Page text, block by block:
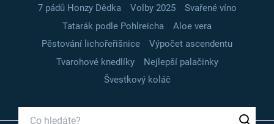
7 pádů Honzy Dědka
Volby 2025
Svařené víno
Tatarák podle Pohlreicha
Aloe vera
Pěstování lichořeřišnice
Výpočet ascendentu
Tvarohové knedlíky
Nejlepší palačinky
Švestkový koláč